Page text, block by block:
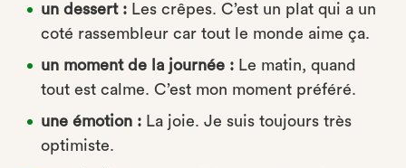
un dessert : Les crêpes. C’est un plat qui a un
coté rassembleur car tout le monde aime ça.
un moment de la journée : Le matin, quand
tout est calme. C’est mon moment préféré.
une émotion : La joie. Je suis toujours très
optimiste.